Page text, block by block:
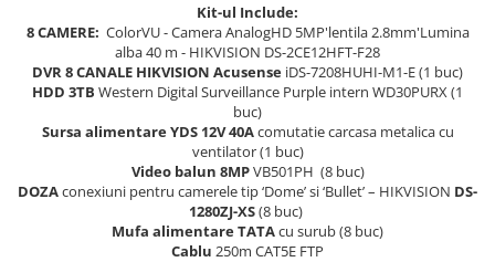
Kit-ul Include:
8 CAMERE: ColorVU - Camera AnalogHD 5MP'lentila 2.8mm'Lumina
alba 40 m - HIKVISION DS-2CE12HFT-F28
DVR 8 CANALE HIKVISION Acusense iDS-7208HUHI-M1-E (1 buc)
HDD 3TB Western Digital Surveillance Purple intern WD30PURX (1
buc)
Sursa alimentare YDS 12V 40Acomutatie carcasa metalica cu
ventilator (1 buc)
Video balun 8MPVB501PH (8 buc)
DOZAconexiuni pentru camerele tip ‘Dome’ si ‘Bullet’ – HIKVISION DS-
1280ZJ-XS(8 buc)
Mufa alimentare TATAcu surub (8 buc)
Cablu 250m CAT5E FTP